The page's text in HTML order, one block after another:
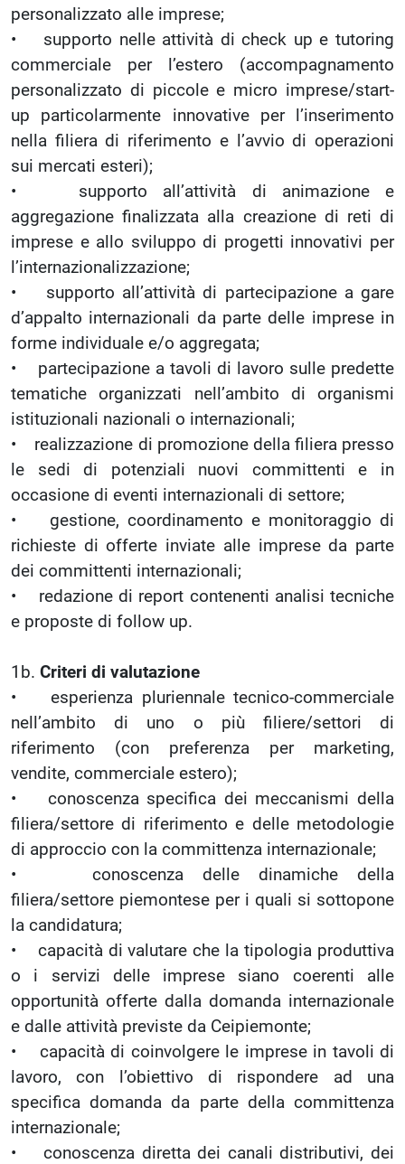
personalizzato alle imprese;
• supporto nelle attività di check up e tutoring
commerciale per l’estero (accompagnamento
personalizzato di piccole e micro imprese/start-
up particolarmente innovative per l’inserimento
nella filiera di riferimento e l’avvio di operazioni
sui mercati esteri);
• supporto all’attività di animazione e
aggregazione finalizzata alla creazione di reti di
imprese e allo sviluppo di progetti innovativi per
l’internazionalizzazione;
• supporto all’attività di partecipazione a gare
d’appalto internazionali da parte delle imprese in
forme individuale e/o aggregata;
• partecipazione a tavoli di lavoro sulle predette
tematiche organizzati nell’ambito di organismi
istituzionali nazionali o internazionali;
• realizzazione di promozione della filiera presso
le sedi di potenziali nuovi committenti e in
occasione di eventi internazionali di settore;
• gestione, coordinamento e monitoraggio di
richieste di offerte inviate alle imprese da parte
dei committenti internazionali;
• redazione di report contenenti analisi tecniche
e proposte di follow up.
1b. Criteri di valutazione
• esperienza pluriennale tecnico-commerciale
nell’ambito di uno o più filiere/settori di
riferimento (con preferenza per marketing,
vendite, commerciale estero);
• conoscenza specifica dei meccanismi della
filiera/settore di riferimento e delle metodologie
di approccio con la committenza internazionale;
• conoscenza delle dinamiche della
filiera/settore piemontese per i quali si sottopone
la candidatura;
• capacità di valutare che la tipologia produttiva
o i servizi delle imprese siano coerenti alle
opportunità offerte dalla domanda internazionale
e dalle attività previste da Ceipiemonte;
• capacità di coinvolgere le imprese in tavoli di
lavoro, con l’obiettivo di rispondere ad una
specifica domanda da parte della committenza
internazionale;
• conoscenza diretta dei canali distributivi, dei